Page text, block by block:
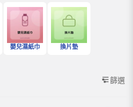
嬰兒濕紙巾 換片墊
篩選